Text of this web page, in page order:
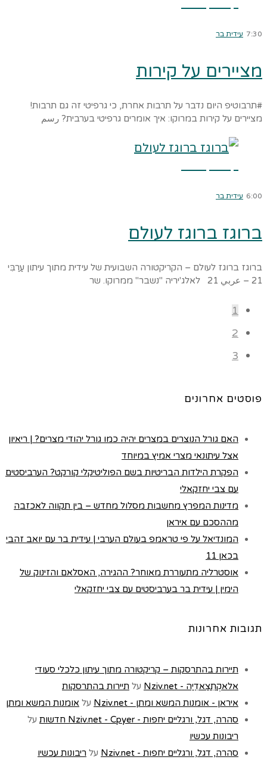
7:30 עידית בר
מציירים על קירות
#תרבוטיפ היום נדבר על תרבות אחרת, כי גרפיטי זה גם תרבות!
מציירים על קירות במרוקו: איך אומרים גרפיטי בערבית? رسم
6:00 עידית בר
ברוגז ברוגז לעולם
ברוגז ברוגז לעולם – הקריקטורה השבועית של עידית מתוך עיתון עַרַבִּי
21 – عربي 21 לאלג'יריה "נשבר" ממרוקו. שר
1
2
3
פוסטים אחרונים
האם גורל הנוצרים במצרים יהיה כמו גורל יהודי מצרים? | ריאיון
אצל עיתונאי מצרי אמיץ במיוחד
הפקרת הילדות הבריטיות בשם הפוליטיקלי קורקט? הערביסטים
עם צבי יחזקאלי
מדינות המפרץ מחשבות מסלול מחדש – בין תקווה לאכזבה
מההסכם עם איראן
המונדיאל על פי טראמפ בעולם הערבי | עידית בר עם יואב זהבי
בכאן 11
אוסטרליה מתעוררת מאוחר? ההגירה, האסלאם והזינוק של
הימין | עידית בר בערביסטים עם צבי יחזקאלי
תגובות אחרונות
תיירות בהתרסקות – קריקטורה מתוך עיתון כלכלי סעודי
אלאקְתִצַאדִיַה - Nziv.net
על תיירות בהתרסקות
איראן - אומנות המשא ומתן - Nziv.net
על אומנות המשא ומתן
סהרה, דגל, ורגליים יחפות - Nziv.net - Cpyer חדשות
על
ריבונות עכשיו
סהרה, דגל, ורגליים יחפות - Nziv.net
על ריבונות עכשיו